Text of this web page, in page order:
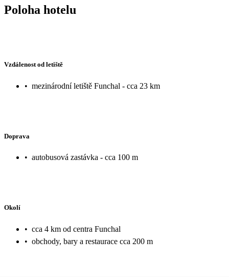
Poloha hotelu
Vzdálenost od letiště
• mezinárodní letiště Funchal - cca 23 km
Doprava
• autobusová zastávka - cca 100 m
Okolí
• cca 4 km od centra Funchal
• obchody, bary a restaurace cca 200 m